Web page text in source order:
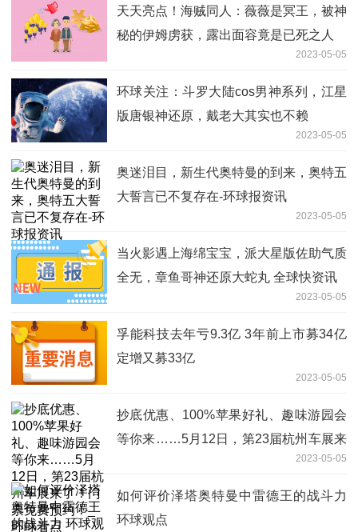
天天亮点！海贼同人：薇薇是冥王，被神
秘的伊姆虏获，露出面容竟是已死之人
2023-05-05
环球关注：斗罗大陆cos男神系列，江星
版唐银神还原，戴老大其实也不赖
2023-05-05
奥迷泪目，新生代奥特曼的到来，奥特五
大誓言已不复存在-环球报资讯
2023-05-05
当火影遇上海绵宝宝，派大星版佐助气质
全无，章鱼哥神还原大蛇丸 全球快资讯
2023-05-05
孚能科技去年亏9.3亿 3年前上市募34亿
定增又募33亿
2023-05-05
抄底优惠、100%苹果好礼、趣味游园会
等你来……5月12日，第23届杭州车展来
2023-05-05
如何评价泽塔奥特曼中雷德王的战斗力
环球观点